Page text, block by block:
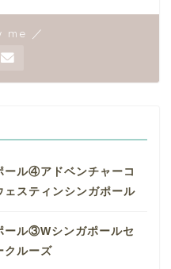
me ／
ール④アドベンチャーコ
ェスティンシンガポール
ール③Wシンガポールセ
クルーズ